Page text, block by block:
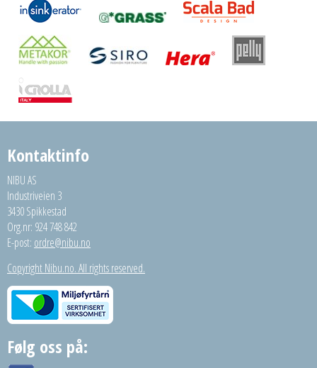
Kontaktinfo
NIBU AS
Industriveien 3
3430 Spikkestad
Org.nr: 924 748 842
E-post: ordre@nibu.no
Copyright Nibu.no. All rights reserved.
Følg oss på: